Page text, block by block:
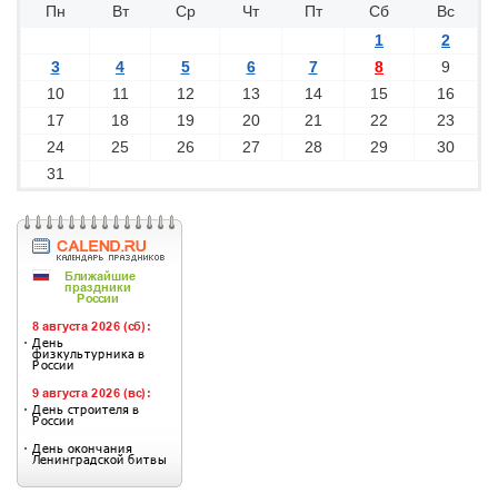
Пн Вт Ср Чт Пт Сб
Вс
1
2
3
4 5 6 7 8
9
10
11 12 13 14 15
16
17
18 19 20 21 22
23
24
25 26 27 28 29
30
31